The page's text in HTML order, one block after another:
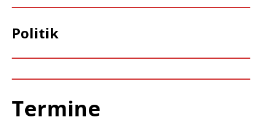
Politik
Termine